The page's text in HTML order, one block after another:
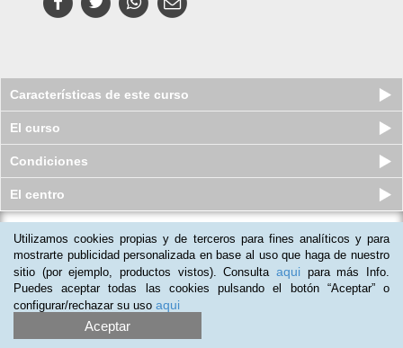
Características de este curso
El curso
Condiciones
El centro
Curso a distancia (Online) de
Servicios y Productos en Florist...
Plazas disponibles
$88.500 ars $50.406ars
Utilizamos cookies propias y de terceros para fines analíticos y para
mostrarte publicidad personalizada en base al uso que haga de nuestro
sitio (por ejemplo, productos vistos). Consulta aqui para más Info.
Puedes aceptar todas las cookies pulsando el botón “Aceptar” o
configurar/rechazar su uso aqui
Aceptar